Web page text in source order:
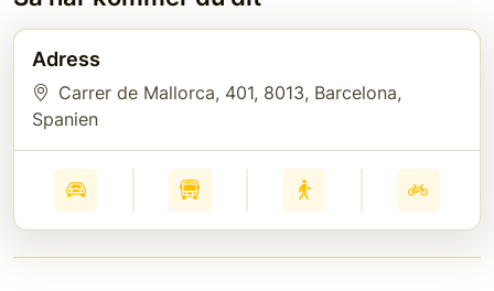
Adress
Carrer de Mallorca, 401, 8013, Barcelona,
Spanien